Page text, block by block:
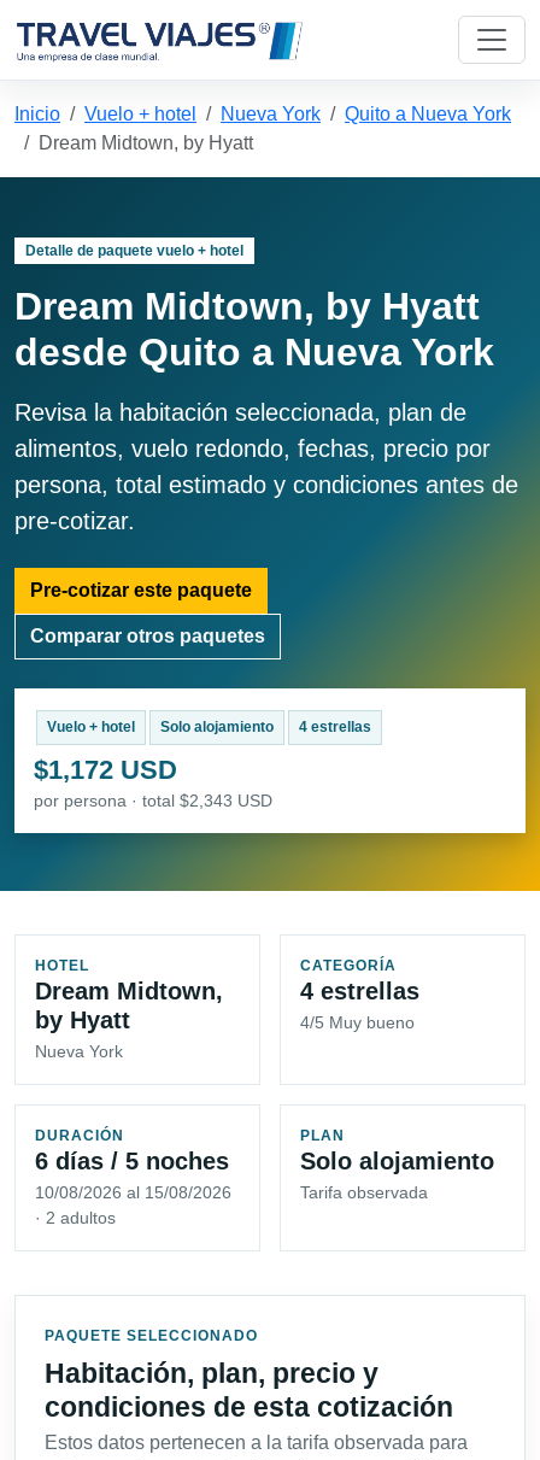
Inicio Vuelo + hotel Nueva York
Quito a Nueva York
Dream Midtown, by Hyatt
Detalle de paquete vuelo + hotel
Dream Midtown, by Hyatt
desde Quito a Nueva York
Revisa la habitación seleccionada, plan de
alimentos, vuelo redondo, fechas, precio por
persona, total estimado y condiciones antes de
pre-cotizar.
Pre-cotizar este paquete
Comparar otros paquetes
Vuelo + hotel Solo alojamiento 4 estrellas
$1,172 USD
por persona · total $2,343 USD
HOTEL
Dream Midtown,
by Hyatt
Nueva York
CATEGORÍA
4 estrellas
4/5 Muy bueno
DURACIÓN
6 días / 5 noches
10/08/2026 al 15/08/2026
· 2 adultos
PLAN
Solo alojamiento
Tarifa observada
PAQUETE SELECCIONADO
Habitación, plan, precio y
condiciones de esta cotización
Estos datos pertenecen a la tarifa observada para